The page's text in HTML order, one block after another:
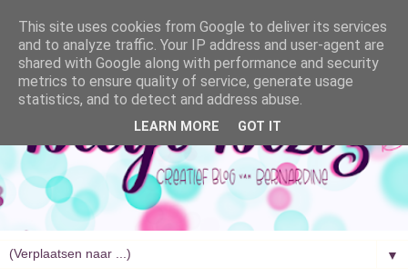
▼
This site uses cookies from Google to deliver its services
and to analyze traffic. Your IP address and user-agent are
shared with Google along with performance and security
metrics to ensure quality of service, generate usage
statistics, and to detect and address abuse.
LEARN MORE GOT IT